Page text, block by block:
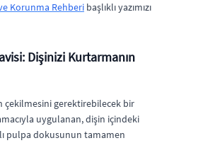
Korunma Rehberi başlıklı yazımızı
Dişinizi Kurtarmanın
çekilmesini gerektirebilecek bir
uygulanan, dişin içindeki
pulpa dokusunun tamamen